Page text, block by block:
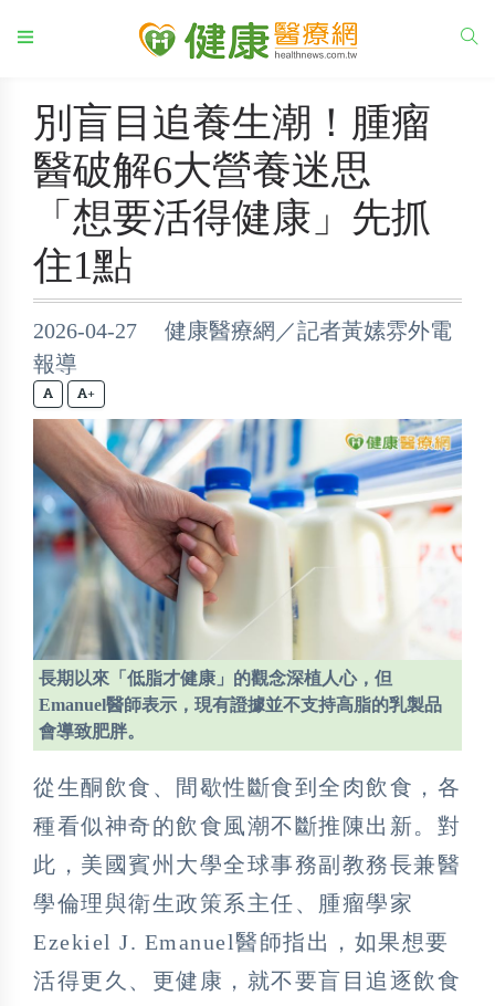
別盲目追養生潮！腫瘤
醫破解6大營養迷思
「想要活得健康」先抓
住1點
2026-04-27 健康醫療網／記者黃嫊雰外電
報導
+
長期以來「低脂才健康」的觀念深植人心，但
Emanuel醫師表示，現有證據並不支持高脂的乳製品
會導致肥胖。
從生酮飲食、間歇性斷食到全肉飲食，各
種看似神奇的飲食風潮不斷推陳出新。對
此，美國賓州大學全球事務副教務長兼醫
學倫理與衛生政策系主任、腫瘤學家
Ezekiel J. Emanuel醫師指出，如果想要
活得更久、更健康，就不要盲目追逐飲食